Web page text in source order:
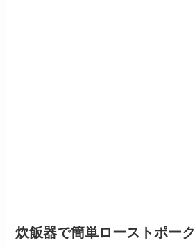
炊飯器で簡単ローストポーク